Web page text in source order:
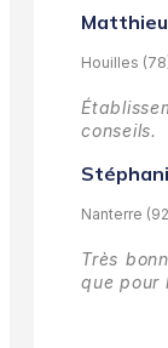
Houilles
conseils.
Nanterre
Très
que pour